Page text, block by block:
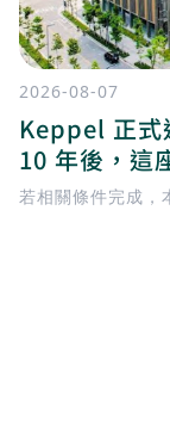
2026-08-07
Keppel 正
10 年後，這
若相關條件完成，